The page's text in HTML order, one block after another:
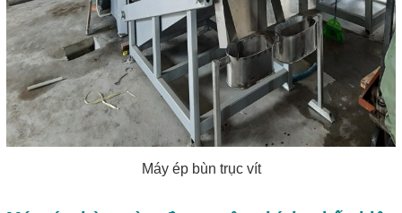
Máy ép bùn trục vít